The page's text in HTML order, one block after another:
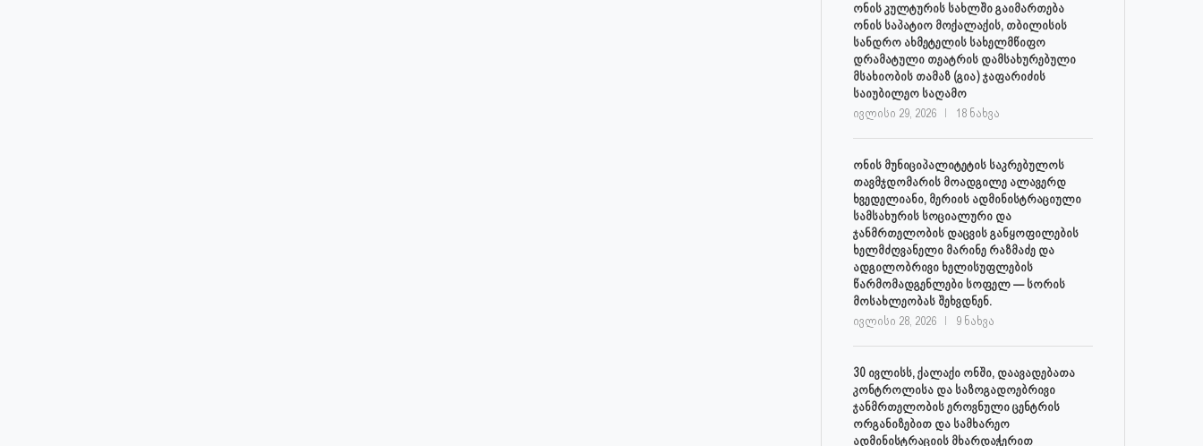
ონის კულტურის სახლში გაიმართება
ონის საპატიო მოქალაქის, თბილისის
სანდრო ახმეტელის სახელმწიფო
დრამატული თეატრის დამსახურებული
მსახიობის თამაზ (გია) ჯაფარიძის
საიუბილეო საღამო
ივლისი 29, 2026 18 ნახვა
ონის მუნიციპალიტეტის საკრებულოს
თავმჯდომარის მოადგილე ალავერდ
ხვედელიანი, მერიის ადმინისტრაციული
სამსახურის სოციალური და
ჯანმრთელობის დაცვის განყოფილების
ხელმძღვანელი მარინე რაზმაძე და
ადგილობრივი ხელისუფლების
წარმომადგენლები სოფელ — სორის
მოსახლეობას შეხვდნენ.
ივლისი 28, 2026 9 ნახვა
30 ივლისს, ქალაქი ონში, დაავადებათა
კონტროლისა და საზოგადოებრივი
ჯანმრთელობის ეროვნული ცენტრის
ორგანიზებით და სამხარეო
ადმინისტრაციის მხარდაჭერით